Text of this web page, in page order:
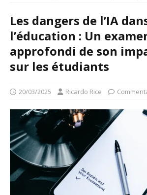
Les dangers de l’IA
l’éducation : Un
approfondi de son
sur les étudiants
20/03/2025 Ricardo Rice